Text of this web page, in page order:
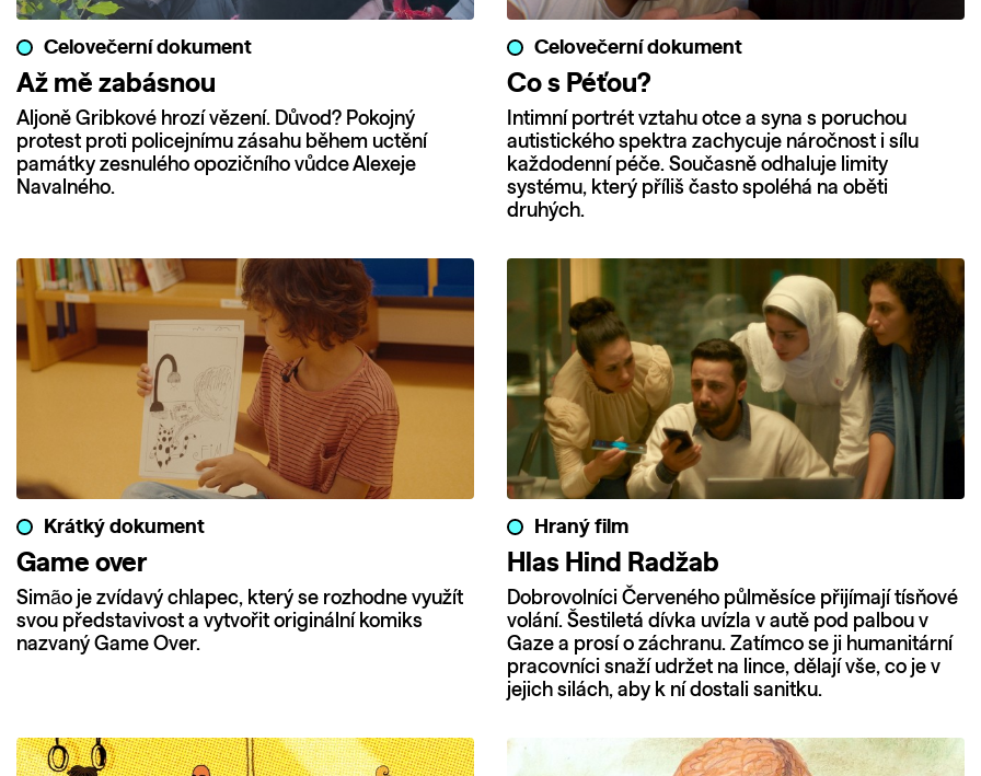
Celovečerní dokument
Až mě zabásnou
Aljoně Gribkové hrozí vězení. Důvod? Pokojný
protest proti policejnímu zásahu během uctění
památky zesnulého opozičního vůdce Alexeje
Navalného.
Celovečerní dokument
Co s Péťou?
Intimní portrét vztahu otce a syna s poruchou
autistického spektra zachycuje náročnost i sílu
každodenní péče. Současně odhaluje limity
systému, který příliš často spoléhá na oběti
druhých.
Krátký dokument
Game over
Simão je zvídavý chlapec, který se rozhodne využít
svou představivost a vytvořit originální komiks
nazvaný Game Over.
Hraný film
Hlas Hind Radžab
Dobrovolníci Červeného půlměsíce přijímají tísňové
volání. Šestiletá dívka uvízla v autě pod palbou v
Gaze a prosí o záchranu. Zatímco se ji humanitární
pracovníci snaží udržet na lince, dělají vše, co je v
jejich silách, aby k ní dostali sanitku.